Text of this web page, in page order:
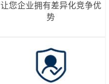
让您企业拥有差异化竞争优
势